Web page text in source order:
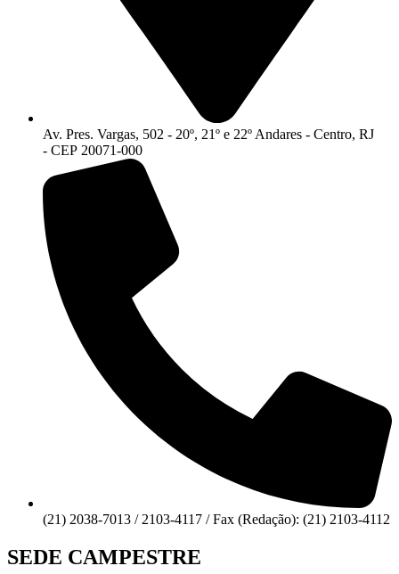
Av. Pres. Vargas, 502 - 20º, 21º e 22º Andares - Centro, RJ
- CEP 20071-000
(21) 2038-7013 / 2103-4117 / Fax (Redação): (21) 2103-4112
SEDE CAMPESTRE